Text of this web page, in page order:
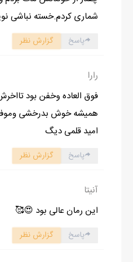
شماری کردم.خسته نباشی
پاسخ گزارش نظر
رارا
فوق العاده وخفن بود
همیشه خوش بدرخشی
امید قلمی دیگ
پاسخ گزارش نظر
آنیتا
این رمان عالی بود 😍🥰
پاسخ گزارش نظر